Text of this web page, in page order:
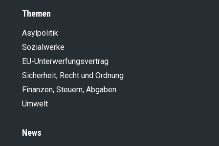
Themen
Asylpolitik
Sozialwerke
EU-Unterwerfungsvertrag
Sicherheit, Recht und Ordnung
Finanzen, Steuern, Abgaben
Umwelt
News